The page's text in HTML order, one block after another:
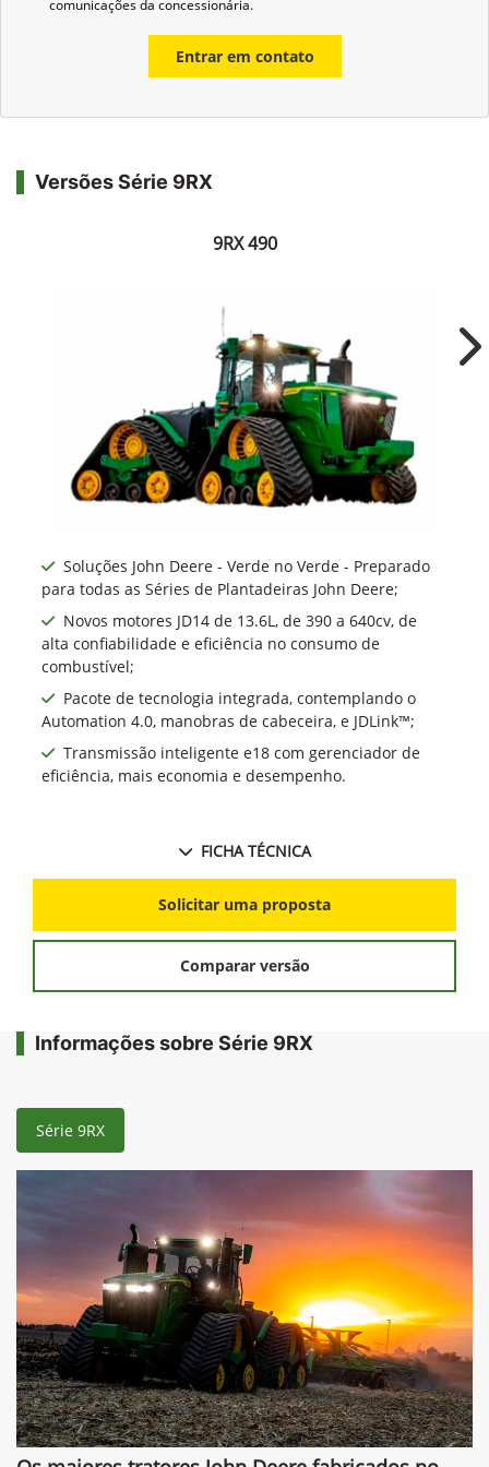
Soluções John Deere - Verde no Verde - Preparado
para todas as Séries de Plantadeiras John Deere;
alta confiabilidade e eficiência no consumo de
combustível;
Pacote de tecnologia integrada, contemplando o
Automation 4.0, manobras de cabeceira, e JDLink™;
Transmissão inteligente e18 com gerenciador de
eficiência, mais economia e desempenho.
FICHA TÉCNICA
Comparar versão
Informações sobre Série 9RX
Série 9RX
Os maiores tratores John Deere fabricados no
mundo
São tratores de alta tecnologia, focados em alto rendimento